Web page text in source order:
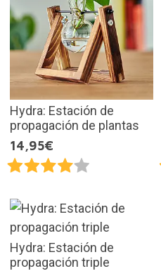
Hydra: Estación de
propagación de plantas
14,95€
Hydra: Estación de
propagación triple